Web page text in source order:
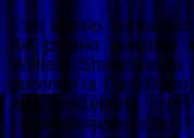
Con questo
del proprio percorso
William
secondo la Dual
alla riscoperta di
contemporaneo che